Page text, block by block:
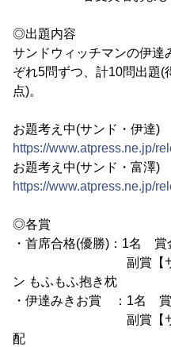
◎出題内容
サンドウィッチマンの伊達
ぞれ5問ずつ、計10問出題
点)。
お題考え中(サンド・伊達)
https://www.atpress.ne.jp/
お題考え中(サンド・富澤)
https://www.atpress.ne.jp/
◎各賞
・首席合格(優勝)：1名 賞
副賞【サイン入
ン もふもふ抱き枕
・伊達みきお賞 ：1名 賞
副賞【サイン入
配